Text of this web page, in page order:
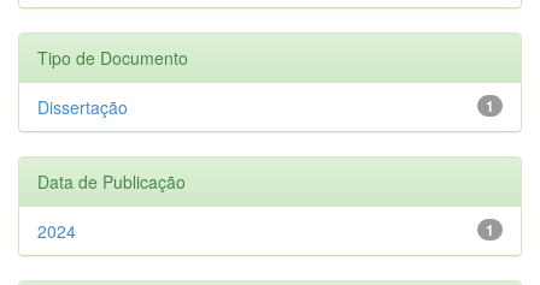
Tipo de Documento
1
Dissertação
Data de Publicação
1
2024